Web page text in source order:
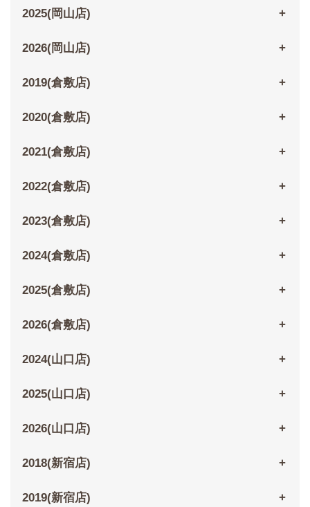
2025(岡山店)
2026(岡山店)
2019(倉敷店)
2020(倉敷店)
2021(倉敷店)
2022(倉敷店)
2023(倉敷店)
2024(倉敷店)
2025(倉敷店)
2026(倉敷店)
2024(山口店)
2025(山口店)
2026(山口店)
2018(新宿店)
2019(新宿店)